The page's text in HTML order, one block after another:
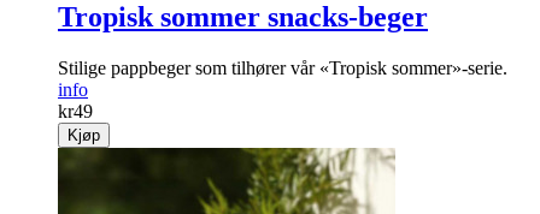
Tropisk sommer snacks-beger
Stilige pappbeger som tilhører vår «Tropisk sommer»-serie.
info
kr49
Kjøp